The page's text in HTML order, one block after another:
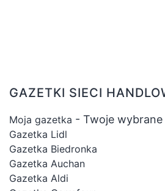
GAZETKI SIECI
Moja gazetka - Twoje
Gazetka Lidl
Gazetka Biedronka
Gazetka Auchan
Gazetka Aldi